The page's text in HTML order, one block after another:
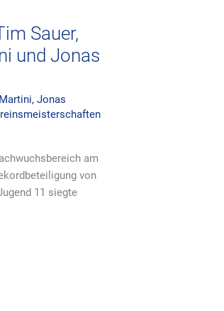
Sauer,
und Jonas
, Jonas
am
von
11 siegte